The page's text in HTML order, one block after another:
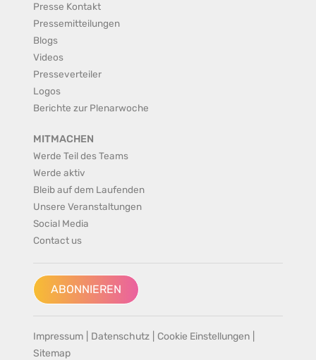
Presse Kontakt
Pressemitteilungen
Blogs
Videos
Presseverteiler
Logos
Berichte zur Plenarwoche
MITMACHEN
Werde Teil des Teams
Werde aktiv
Bleib auf dem Laufenden
Unsere Veranstaltungen
Social Media
Contact us
ABONNIEREN
Impressum Datenschutz Cookie Einstellungen
Sitemap